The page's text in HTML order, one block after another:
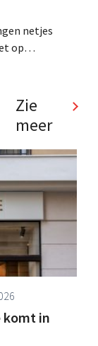
netjes
op
wel,
andere
Zie
meer
komt in